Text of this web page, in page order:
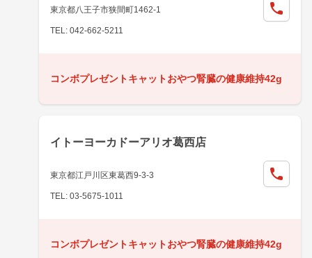
東京都八王子市狭間町1462-1
TEL: 042-662-5211
コンボプレゼントキャットおやつ腎臓の健康維持42g
イトーヨーカドーアリオ葛西店
東京都江戸川区東葛西9-3-3
TEL: 03-5675-1011
コンボプレゼントキャットおやつ腎臓の健康維持42g